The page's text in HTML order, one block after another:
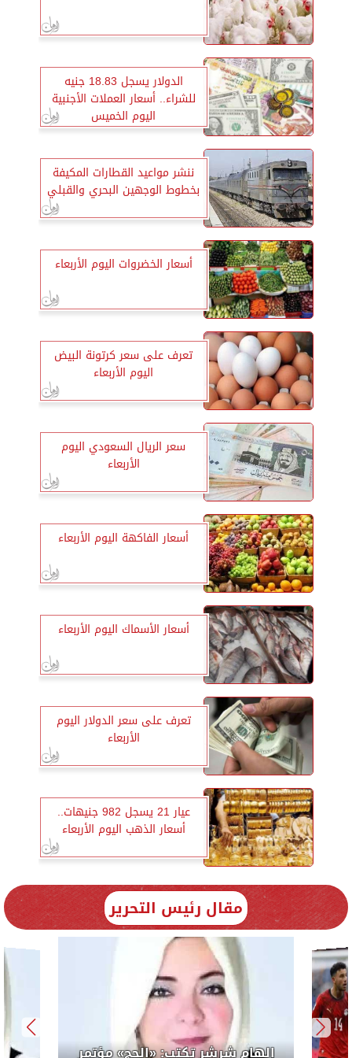
الدولار يسجل 18.83 جنيه
للشراء.. أسعار العملات الأجنبية
اليوم الخميس
ننشر مواعيد القطارات المكيفة
بخطوط الوجهين البحري والقبلي
أسعار الخضروات اليوم الأربعاء
تعرف على سعر كرتونة البيض
اليوم الأربعاء
سعر الريال السعودي اليوم
الأربعاء
أسعار الفاكهة اليوم الأربعاء
أسعار الأسماك اليوم الأربعاء
تعرف على سعر الدولار اليوم
الأربعاء
عيار 21 يسجل 982 جنيهات..
أسعار الذهب اليوم الأربعاء
مقال رئيس التحرير